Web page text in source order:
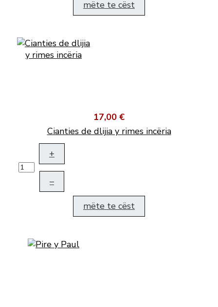
mëte te cëst
17,00 €
Cianties de dlijia y rimes incëria
+
–
mëte te cëst